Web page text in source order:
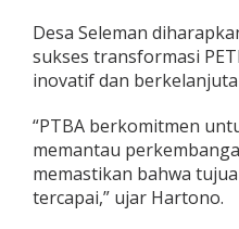
Desa Seleman
sukses transformasi
inovatif dan
“PTBA berkomitmen
memantau
memastikan bahwa
tercapai,” ujar Hartono.